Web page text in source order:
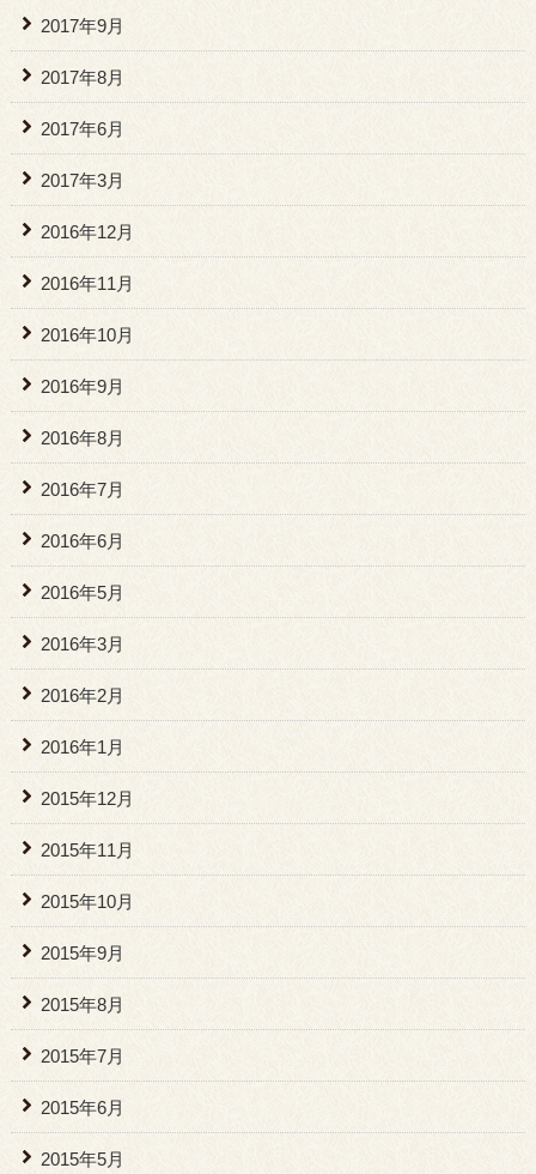
2017年9月
2017年8月
2017年6月
2017年3月
2016年12月
2016年11月
2016年10月
2016年9月
2016年8月
2016年7月
2016年6月
2016年5月
2016年3月
2016年2月
2016年1月
2015年12月
2015年11月
2015年10月
2015年9月
2015年8月
2015年7月
2015年6月
2015年5月